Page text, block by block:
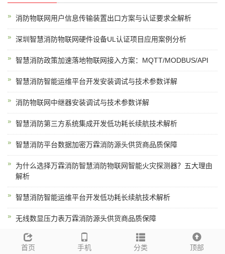
消防物联网用户信息传输装置出口方案与认证要求全解析
深圳智慧消防物联网硬件设备UL认证项目应用案例分析
智慧消防政策加速落地物联网接入方案：MQTT/MODBUS/API
智慧消防智能运维平台开发安装调试与技术参数详解
消防物联网中继器安装调试与技术参数详解
智慧消防第三方系统集成开发低功耗长续航技术解析
智慧消防平台数据加密万霖消防源头供货商品质保障
为什么选择万霖消防智慧消防物联网智能火灾探测器？五大理由
解析
智慧消防智能运维平台开发低功耗长续航技术解析
无线数显压力表万霖消防源头供货商品质保障
首页 手机 分类 顶部